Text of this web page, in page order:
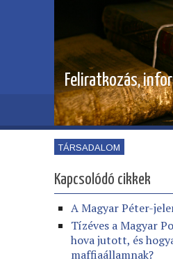
Feliratkozás,
TÁRSADALOM
Kapcsolódó cikkek
A Magyar Péter-
Tízéves a Magyar
hova jutott, és
maffiaállamnak?